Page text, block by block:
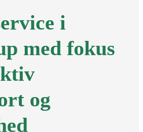
i
med fokus
og